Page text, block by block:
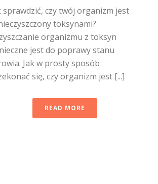
sprawdzić, czy twój organizm jest
toksynami?
organizmu z toksyn
jest do poprawy stanu
Jak w prosty sposób
się, czy organizm jest [...]
READ MORE